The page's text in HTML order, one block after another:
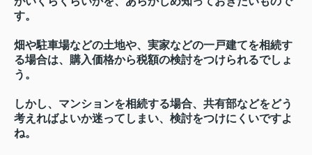
す。
畑や駐車場などの土地や、実家などの一戸建てを相続す
る場合は、購入価格から税額の検討をつけられるでしょ
う。
しかし、マンションを相続する場合、共有部などをどう
考えればよいか迷ってしまい、検討をつけにくいですよ
ね。